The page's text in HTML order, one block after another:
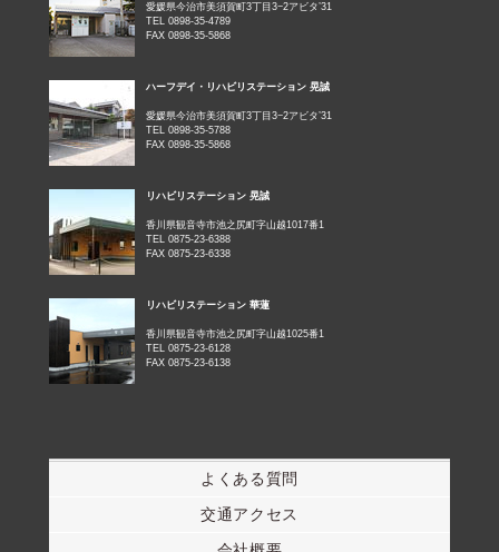
愛媛県今治市美須賀町3丁目3−2アビタ’31
TEL 0898-35-4789
FAX 0898-35-5868
ハーフデイ・リハビリステーション 晃誠
愛媛県今治市美須賀町3丁目3−2アビタ’31
TEL 0898-35-5788
FAX 0898-35-5868
リハビリステーション 晃誠
香川県観音寺市池之尻町字山越1017番1
TEL 0875-23-6388
FAX 0875-23-6338
リハビリステーション 華蓮
香川県観音寺市池之尻町字山越1025番1
TEL 0875-23-6128
FAX 0875-23-6138
よくある質問
交通アクセス